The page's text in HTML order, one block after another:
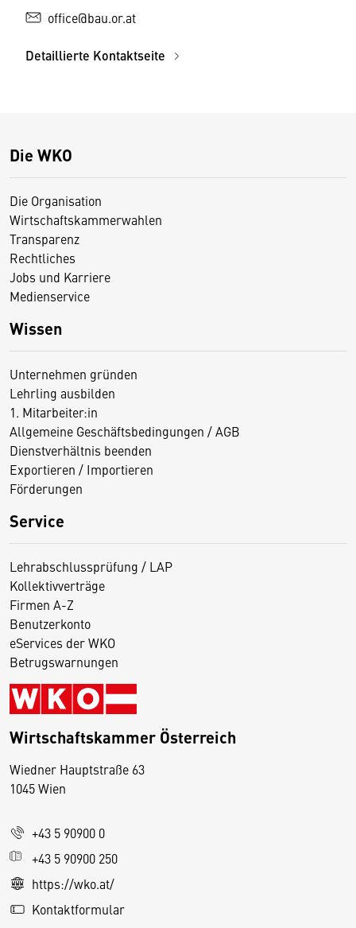
office@bau.or.at
Detaillierte Kontaktseite
Die WKO
Die Organisation
Wirtschaftskammerwahlen
Transparenz
Rechtliches
Jobs und Karriere
Medienservice
Wissen
Unternehmen gründen
Lehrling ausbilden
1. Mitarbeiter:in
Allgemeine Geschäftsbedingungen / AGB
Dienstverhältnis beenden
Exportieren / Importieren
Förderungen
Service
Lehrabschlussprüfung / LAP
Kollektivverträge
Firmen A-Z
Benutzerkonto
eServices der WKO
Betrugswarnungen
Wirtschaftskammer Österreich
Wiedner Hauptstraße 63
1045 Wien
+43 5 90900 0
+43 5 90900 250
https://wko.at/
Kontaktformular
D
s
e
S
e